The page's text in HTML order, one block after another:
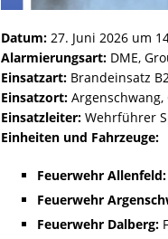
Datum: 27. Juni 2026 um
Alarmierungsart: DME,
Einsatzart: Brandeinsatz
Einsatzort:
Einsatzleiter: Wehrführer
Einheiten und Fahrzeuge:
Feuerwehr Allenfeld:
Feuerwehr
Feuerwehr Dalberg: